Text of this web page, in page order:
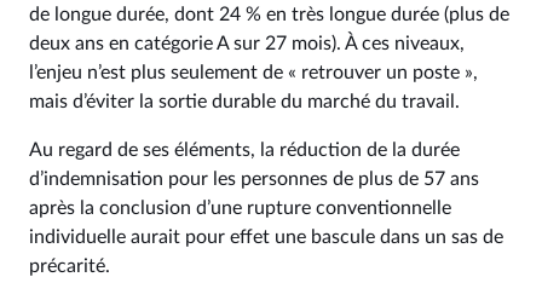
de longue durée, dont 24 % en très longue durée (plus de
deux ans en catégorie A sur 27 mois). À ces niveaux,
l’enjeu n’est plus seulement de « retrouver un poste »,
mais d’éviter la sortie durable du marché du travail.
Au regard de ses éléments, la réduction de la durée
d’indemnisation pour les personnes de plus de 57 ans
après la conclusion d’une rupture conventionnelle
individuelle aurait pour effet une bascule dans un sas de
précarité.